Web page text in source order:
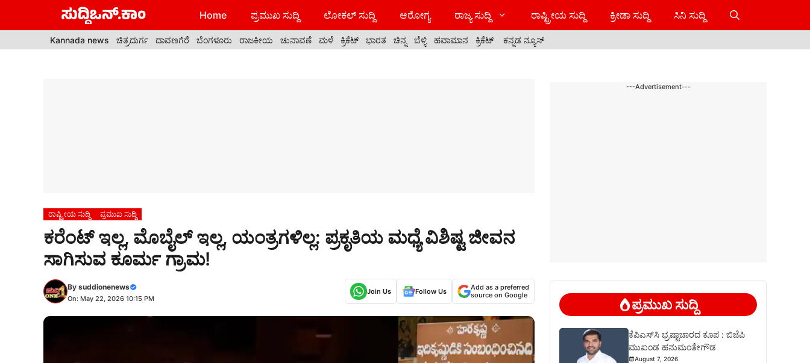
Home ಪ್ರಮುಖ ಸುದ್ದಿ ಲೋಕಲ್ ಸುದ್ದಿ ಆರೋಗ್ಯ ರಾಜ್ಯ ಸುದ್ದಿ ರಾಷ್ಟ್ರೀಯ ಸುದ್ದಿ ಕ್ರೀಡಾ ಸುದ್ದಿ ಸಿನಿ ಸುದ್ದಿ
Kannada news ಚಿತ್ರದುರ್ಗ ದಾವಣಗೆರೆ ಬೆಂಗಳೂರು ರಾಜಕೀಯ ಚುನಾವಣೆ ಮಳೆ ಕ್ರಿಕೆಟ್ ಭಾರತ ಚಿನ್ನ ಬೆಳ್ಳಿ ಹವಾಮಾನ ಕ್ರಿಕೆಟ್ ಕನ್ನಡ ನ್ಯೂಸ್
ರಾಷ್ಟ್ರೀಯ ಸುದ್ದಿ ಪ್ರಮುಖ ಸುದ್ದಿ
ಕರೆಂಟ್ ಇಲ್ಲ, ಮೊಬೈಲ್ ಇಲ್ಲ, ಯಂತ್ರಗಳಿಲ್ಲ: ಪ್ರಕೃತಿಯ ಮಧ್ಯೆ ವಿಶಿಷ್ಟ ಜೀವನ
ಸಾಗಿಸುವ ಕೂರ್ಮ ಗ್ರಾಮ!
By suddionenews
On: May 22, 2026 10:15 PM
Join Us Follow Us
Add as a preferred
source on Google
---Advertisement---
ಪ್ರಮುಖ ಸುದ್ದಿ
ಕೆಪಿಎಸ್‍ಸಿ ಭ್ರಷ್ಟಾಚಾರದ ಕೂಪ : ಬಿಜೆಪಿ
ಮುಖಂಡ ಹನುಮಂತೇಗೌಡ
August 7, 2026